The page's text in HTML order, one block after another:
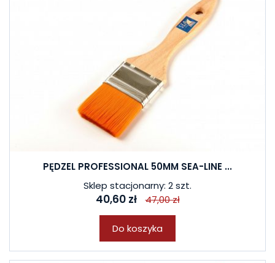
PĘDZEL PROFESSIONAL 50MM SEA-LINE ...
Sklep stacjonarny: 2 szt.
40,60 zł 47,00 zł
Do koszyka